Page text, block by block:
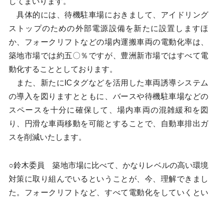
具体的には、待機駐車場におきまして、アイドリング
ストップのための外部電源設備を新たに設置しますほ
か、フォークリフトなどの場内運搬車両の電動化率は、
築地市場では約五〇％ですが、豊洲新市場ではすべて電
動化することとしております。
また、新たにICタグなどを活用した車両誘導システム
の導入を図りますとともに、バースや待機駐車場などの
スペースを十分に確保して、場内車両の混雑緩和を図
り、円滑な車両移動を可能とすることで、自動車排出ガ
スを削減いたします。
○鈴木委員 築地市場に比べて、かなりレベルの高い環境
対策に取り組んでいるということが、今、理解できまし
た。フォークリフトなど、すべて電動化をしていくとい